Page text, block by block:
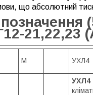
що абсолютний
21,22,23
М УХЛ4
УХЛ4